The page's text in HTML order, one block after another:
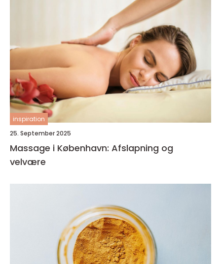
inspiration
25. September 2025
Massage i København: Afslapning og
velvære